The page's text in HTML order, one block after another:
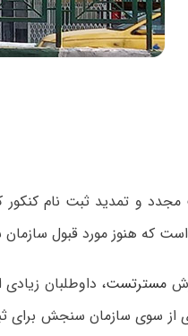
که هنوز مورد قبول
مسترتست
از سوی سازمان سنجش برای